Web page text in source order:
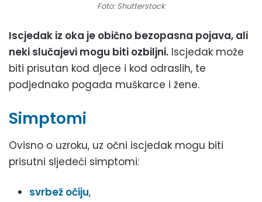
Foto: Shutterstock
Iscjedak iz oka je obično bezopasna pojava, ali
neki slučajevi mogu biti ozbiljni. Iscjedak može
biti prisutan kod djece i kod odraslih, te
podjednako pogađa muškarce i žene.
Simptomi
Ovisno o uzroku, uz očni iscjedak mogu biti
prisutni sljedeći simptomi:
svrbež očiju,